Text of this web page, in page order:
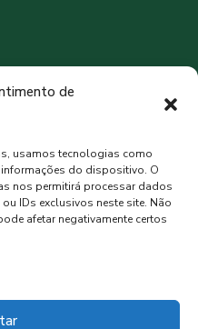
de
usamos tecnologias como
informações do dispositivo. O
nos permitirá processar dados
IDs exclusivos neste site. Não
afetar negativamente certos
BR
90%